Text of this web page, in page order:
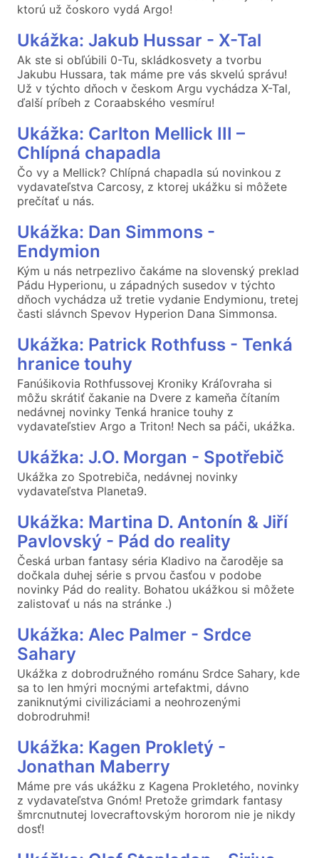
ktorú už čoskoro vydá Argo!
Ukážka: Jakub Hussar - X-Tal
Ak ste si obľúbili 0-Tu, skládkosvety a tvorbu
Jakubu Hussara, tak máme pre vás skvelú správu!
Už v týchto dňoch v českom Argu vychádza X-Tal,
ďalší príbeh z Coraabského vesmíru!
Ukážka: Carlton Mellick III –
Chlípná chapadla
Čo vy a Mellick? Chlípná chapadla sú novinkou z
vydavateľstva Carcosy, z ktorej ukážku si môžete
prečítať u nás.
Ukážka: Dan Simmons -
Endymion
Kým u nás netrpezlivo čakáme na slovenský preklad
Pádu Hyperionu, u západných susedov v týchto
dňoch vychádza už tretie vydanie Endymionu, tretej
časti slávnch Spevov Hyperion Dana Simmonsa.
Ukážka: Patrick Rothfuss - Tenká
hranice touhy
Fanúšikovia Rothfussovej Kroniky Kráľovraha si
môžu skrátiť čakanie na Dvere z kameňa čítaním
nedávnej novinky Tenká hranice touhy z
vydavateľstiev Argo a Triton! Nech sa páči, ukážka.
Ukážka: J.O. Morgan - Spotřebič
Ukážka zo Spotrebiča, nedávnej novinky
vydavateľstva Planeta9.
Ukážka: Martina D. Antonín & Jiří
Pavlovský - Pád do reality
Česká urban fantasy séria Kladivo na čaroděje sa
dočkala duhej série s prvou časťou v podobe
novinky Pád do reality. Bohatou ukážkou si môžete
zalistovať u nás na stránke .)
Ukážka: Alec Palmer - Srdce
Sahary
Ukážka z dobrodružného románu Srdce Sahary, kde
sa to len hmýri mocnými artefaktmi, dávno
zaniknutými civilizáciami a neohrozenými
dobrodruhmi!
Ukážka: Kagen Prokletý -
Jonathan Maberry
Máme pre vás ukážku z Kagena Prokletého, novinky
z vydavateľstva Gnóm! Pretože grimdark fantasy
šmrcnutnutej lovecraftovským hororom nie je nikdy
dosť!